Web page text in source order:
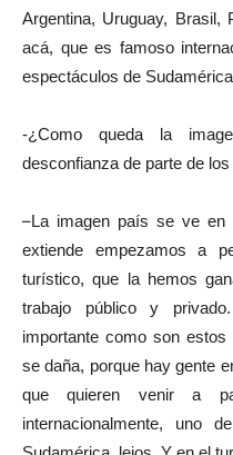
Argentina, Uruguay, Brasil,
acá, que es famoso
espectáculos de
-¿Como queda la
desconfianza de parte de
–La imagen país se ve en
extiende empezamos a
turístico, que la hemos
trabajo público y
importante como son
se daña, porque hay gente
que quieren venir a
internacionalmente, uno